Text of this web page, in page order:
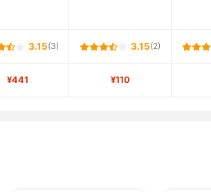
3.15(3) 3.15(2)
¥441 ¥110